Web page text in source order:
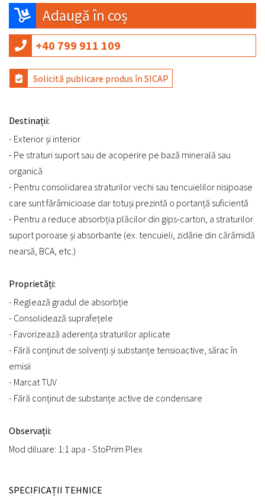
Adaugă în coș
+40 799 911 109
Solicită publicare produs în SICAP
Destinații:
- Exterior și interior
- Pe straturi suport sau de acoperire pe bază minerală sau
organică
- Pentru consolidarea straturilor vechi sau tencuielilor nisipoase
care sunt fărâmicioase dar totuși prezintă o portanță suficientă
- Pentru a reduce absorbția plăcilor din gips-carton, a straturilor
suport poroase și absorbante (ex. tencuieli, zidărie din cărămidă
nearsă, BCA, etc.)
Proprietăți:
- Reglează gradul de absorbție
- Consolidează suprafețele
- Favorizează aderența straturilor aplicate
- Fără conținut de solvenți și substanțe tensioactive, sărac în
emisii
- Marcat TUV
- Fără conținut de substanțe active de condensare
Observații:
Mod diluare: 1:1 apa - StoPrim Plex
SPECIFICAȚII TEHNICE